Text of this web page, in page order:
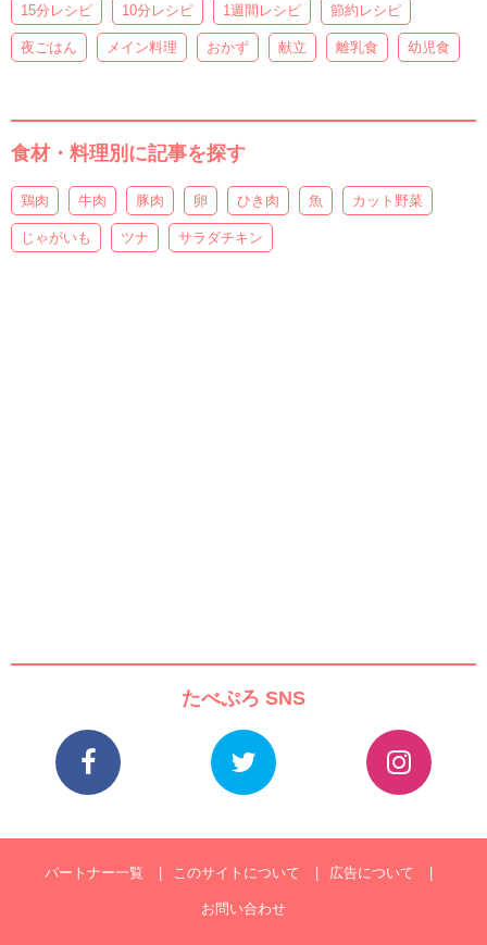
15分レシピ 10分レシピ 1週間レシピ 節約レシピ
夜ごはん メイン料理 おかず 献立 離乳食 幼児食
食材・料理別に記事を探す
鶏肉 牛肉 豚肉 卵 ひき肉 魚 カット野菜
じゃがいも ツナ サラダチキン
たべぷろ SNS
パートナー一覧 このサイトについて 広告について
お問い合わせ